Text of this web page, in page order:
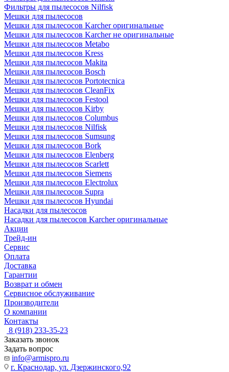
Фильтры для пылесосов Nilfisk
Мешки для пылесосов
Мешки для пылесосов Karcher оригинальные
Мешки для пылесосов Karcher не оригинальные
Мешки для пылесосов Metabo
Мешки для пылесосов Kress
Мешки для пылесосов Makita
Мешки для пылесосов Bosch
Мешки для пылесосов Portotecnica
Мешки для пылесосов CleanFix
Мешки для пылесосов Festool
Мешки для пылесосов Kirby
Мешки для пылесосов Columbus
Мешки для пылесосов Nilfisk
Мешки для пылесосов Sumsung
Мешки для пылесосов Bork
Мешки для пылесосов Elenberg
Мешки для пылесосов Scarlett
Мешки для пылесосов Siemens
Мешки для пылесосов Electrolux
Мешки для пылесосов Supra
Мешки для пылесосов Hyundai
Насадки для пылесосов
Насадки для пылесосов Karcher оригинальные
Акции
Трейд-ин
Сервис
Оплата
Доставка
Гарантии
Возврат и обмен
Сервисное обслуживание
Производители
О компании
Контакты
8 (918) 233-35-23
Заказать звонок
Задать вопрос
info@armispro.ru
г. Краснодар, ул. Дзержинского,92